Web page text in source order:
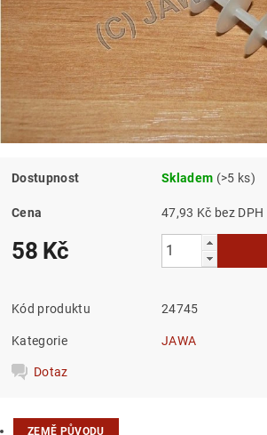
Dostupnost Skladem (>5 ks)
Cena 47,93 Kč bez DPH
58 Kč
Kód produktu 24745
Kategorie JAWA
Dotaz
ZEMĚ PŮVODU